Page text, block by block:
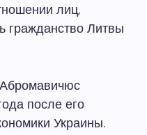
лиц,
гражданство Литвы
после его
Украины.